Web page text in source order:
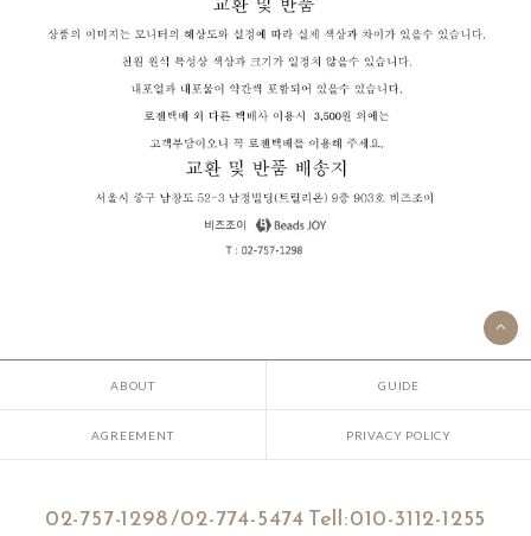
ABOUT GUIDE
AGREEMENT PRIVACY POLICY
02-757-1298 /02-774-5474 Tell:010-3112-1255